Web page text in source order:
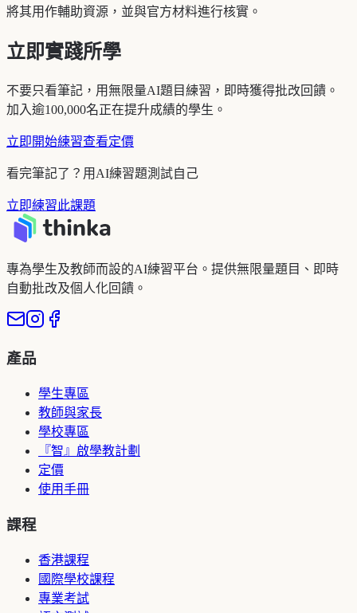
將其用作輔助資源，並與官方材料進行核實。
立即實踐所學
不要只看筆記，用無限量AI題目練習，即時獲得批改回饋。
加入逾100,000名正在提升成績的學生。
立即開始練習查看定價
看完筆記了？用AI練習題測試自己
立即練習此課題
專為學生及教師而設的AI練習平台。提供無限量題目、即時
自動批改及個人化回饋。
產品
學生專區
教師與家長
學校專區
『智』啟學教計劃
定價
使用手冊
課程
香港課程
國際學校課程
專業考試